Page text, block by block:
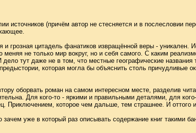
(причём автор не стесняется и в послесловии
грозная цитадель фанатиков извращённой веры - уникален.
меняя не только мир вокруг, но и себя самого. С каким
тут даже не в том, что местные географические
которая могла бы объяснить столь причудливые
оборвать роман на самом интересном месте, разделив
Для кого-то - яркими и правильными деталями, для
которое чем дальше, тем страшнее. И оттого
уже в который раз описывать содержание книг такими